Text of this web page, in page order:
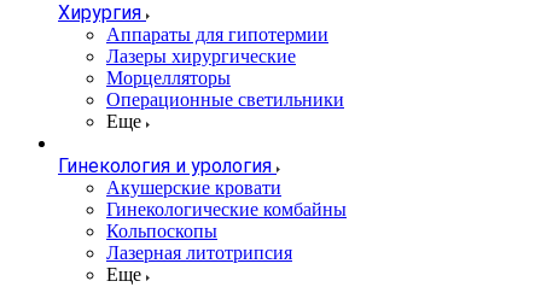
Хирургия
Аппараты для гипотермии
Лазеры хирургические
Морцелляторы
Операционные светильники
Еще
Гинекология и урология
Акушерские кровати
Гинекологические комбайны
Кольпоскопы
Лазерная литотрипсия
Еще